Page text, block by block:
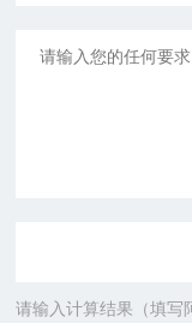
请输入计算结果（填写